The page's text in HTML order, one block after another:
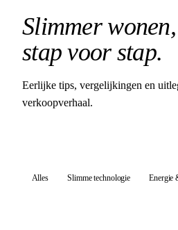
Slimmer wonen,
stap voor stap.
Eerlijke tips, vergelijkingen en
verkoopverhaal.
Alles Slimme technologie Energie